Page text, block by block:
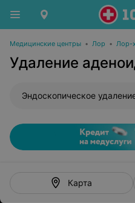
Медицинские центры • Лор • Лор-
Удаление
Карта